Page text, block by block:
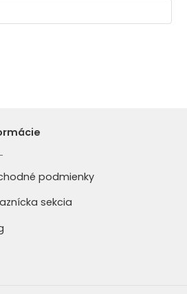
podmienky
sekcia